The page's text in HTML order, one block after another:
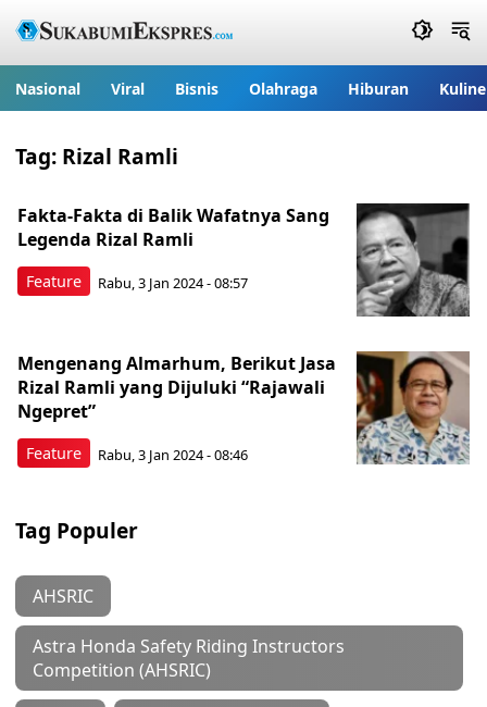
Nasional Viral Bisnis Olahraga Hiburan
Tag: Rizal Ramli
Feature
Fakta-Fakta di Balik Wafatnya Sang
Legenda Rizal Ramli
Rabu, 3 Jan 2024 - 08:57
Feature
Mengenang Almarhum, Berikut Jasa
Rizal Ramli yang Dijuluki “Rajawali
Ngepret”
Rabu, 3 Jan 2024 - 08:46
Tag Populer
AHSRIC
Astra Honda Safety Riding Instructors
Competition (AHSRIC)